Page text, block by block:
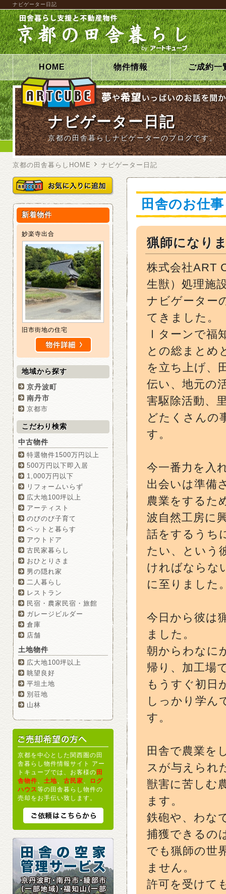
ナビゲーター日記
HOME 物件情報 ご成約一
ナビゲーター日記
京都の田舎暮らしナビゲーターのブログです。
京都の田舎暮らしHOME ナビゲーター日記
田舎のお仕事
猟師になり
株式会社ART
生獣）処理施
ナビゲーター
てきました。
Ⅰターンで福
との総まとめ
を立ち上げ、
伝い、地元の
害駆除活動、
どたくさんの
す。
今一番力を入
出会いは準備
農業をするた
波自然工房に
話をするうち
たい、という
ければならな
に至りました
今日から彼は
ました。
朝からわなに
帰り、加工場
もうすぐ初日
しっかり学ん
す。
田舎で農業を
スが与えられ
獣害に苦しむ
ます。
鉄砲や、わな
捕獲できるの
でも猟師の世
ません。
許可を受けて
新着物件
妙楽寺出合
旧市街地の住宅
地域から探す
京丹波町
南丹市
京都市
こだわり検索
中古物件
特選物件1500万円以上
500万円以下即入居
1,000万円以下
リフォームいらず
広大地100坪以上
アーティスト
のびのび子育て
ペットと暮らす
アウトドア
古民家暮らし
おひとりさま
男の隠れ家
二人暮らし
レストラン
民宿・農家民宿・旅館
ガレージビルダー
倉庫
店舗
土地物件
広大地100坪以上
眺望良好
平坦土地
別荘地
山林
京都を中心とした関西圏の田
舎暮らし物件情報サイト アー
トキューブでは、お客様の田
舎物件
土地 古民家
ログ
ハウス等の田舎暮らし物件の
売却をお手伝い致します。